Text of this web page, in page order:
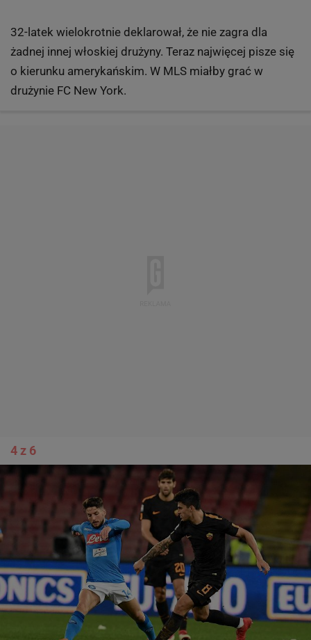
32-latek wielokrotnie deklarował, że nie zagra dla
żadnej innej włoskiej drużyny. Teraz najwięcej pisze się
o kierunku amerykańskim. W MLS miałby grać w
drużynie FC New York.
4 z 6